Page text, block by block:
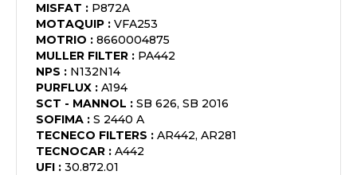
MISFAT : P872A
MOTAQUIP : VFA253
MOTRIO : 8660004875
MULLER FILTER : PA442
NPS : N132N14
PURFLUX : A194
SCT - MANNOL : SB 626, SB 2016
SOFIMA : S 2440 A
TECNECO FILTERS : AR442, AR281
TECNOCAR : A442
UFI : 30.872.01